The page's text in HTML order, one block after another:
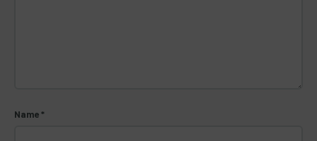
Name*